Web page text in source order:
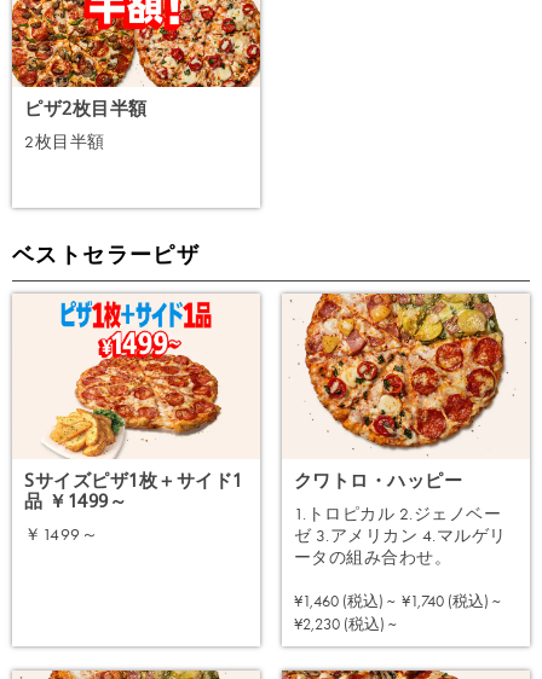
ピザ2枚目半額
2枚目半額
ベストセラーピザ
Sサイズピザ1枚＋サイド1
品 ￥1499～
￥1499～
クワトロ・ハッピー
1.トロピカル 2.ジェノベー
ゼ 3.アメリカン 4.マルゲリ
ータの組み合わせ。
¥1,460 (税込) ~ ¥1,740 (税込) ~
¥2,230 (税込) ~